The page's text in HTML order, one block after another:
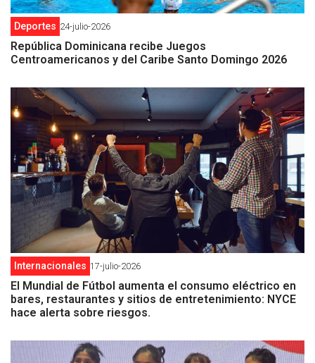
Deportes 24-julio-2026
República Dominicana recibe Juegos
Centroamericanos y del Caribe Santo Domingo 2026
Internacionales 17-julio-2026
El Mundial de Fútbol aumenta el consumo eléctrico en
bares, restaurantes y sitios de entretenimiento: NYCE
hace alerta sobre riesgos.